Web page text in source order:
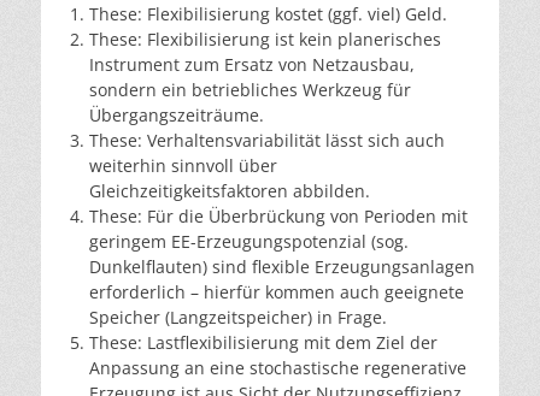
These: Flexibilisierung kostet (ggf. viel) Geld.
These: Flexibilisierung ist kein planerisches
Instrument zum Ersatz von Netzausbau,
sondern ein betriebliches Werkzeug für
Übergangszeiträume.
These: Verhaltensvariabilität lässt sich auch
weiterhin sinnvoll über
Gleichzeitigkeitsfaktoren abbilden.
These: Für die Überbrückung von Perioden mit
geringem EE-Erzeugungspotenzial (sog.
Dunkelflauten) sind flexible Erzeugungsanlagen
erforderlich – hierfür kommen auch geeignete
Speicher (Langzeitspeicher) in Frage.
These: Lastflexibilisierung mit dem Ziel der
Anpassung an eine stochastische regenerative